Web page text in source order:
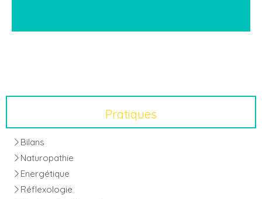
Pratiques
Bilans
Naturopathie
Energétique
Réflexologie